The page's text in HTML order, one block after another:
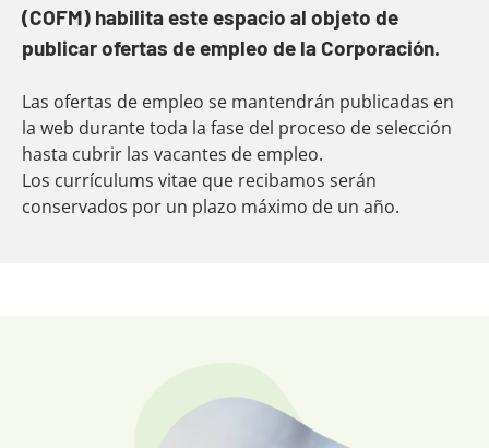
(COFM) habilita este espacio al objeto de
publicar ofertas de empleo de la Corporación.
Las ofertas de empleo se mantendrán publicadas en
la web durante toda la fase del proceso de selección
hasta cubrir las vacantes de empleo.
Los currículums vitae que recibamos serán
conservados por un plazo máximo de un año.